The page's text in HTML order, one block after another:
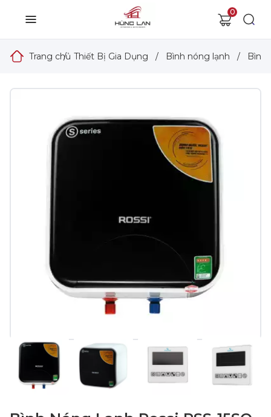
0
Trang chủ
/ Thiết Bị Gia Dụng / Bình nóng lạnh / Bình